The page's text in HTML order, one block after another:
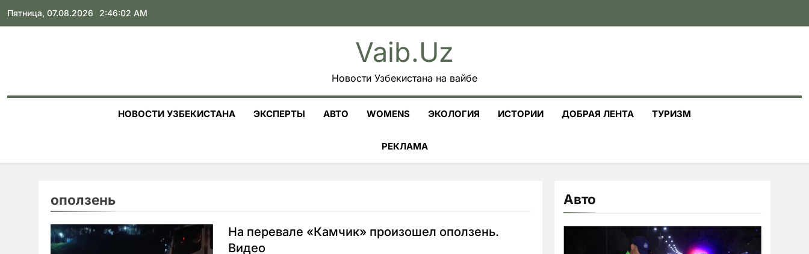
Skip
Пятница, 07.08.2026 2:46:03 AM
Vaib.uz
Новости Узбекистана на вайбе
НОВОСТИ УЗБЕКИСТАНА ЭКСПЕРТЫ АВТО WOMENS ЭКОЛОГИЯ ИСТОРИИ ДОБРАЯ ЛЕНТА ТУРИЗМ
РЕКЛАМА
оползень
На перевале «Камчик» произошел оползень.
Видео
Авто